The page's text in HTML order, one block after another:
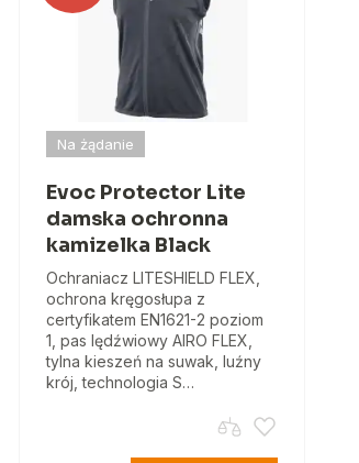
Na żądanie
Evoc Protector Lite
damska ochronna
kamizelka Black
Ochraniacz LITESHIELD FLEX,
ochrona kręgosłupa z
certyfikatem EN1621-2 poziom
1, pas lędźwiowy AIRO FLEX,
tylna kieszeń na suwak, luźny
krój, technologia S…